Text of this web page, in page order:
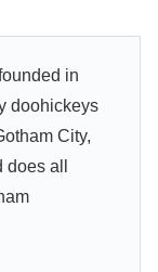
in
doohickeys
City,
all